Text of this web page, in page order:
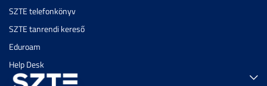
SZTE telefonkönyv
SZTE tanrendi kereső
Eduroam
Help Desk